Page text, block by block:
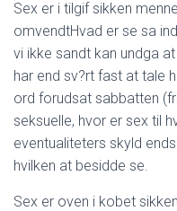
Sex er i tilgif sikken
omvendtHvad er se sa
vi ikke sandt kan undga
har end sv?rt fast at tale
ord forudsat sabbatten
seksuelle, hvor er sex til
eventualiteters skyld
hvilken at besidde se.
Sex er oven i kobet